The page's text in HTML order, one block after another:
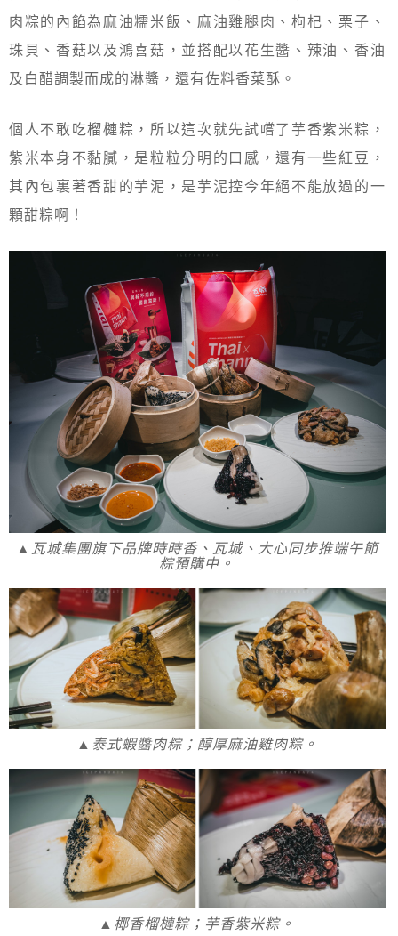
肉粽的內餡為麻油糯米飯、麻油雞腿肉、枸杞、栗子、
珠貝、香菇以及鴻喜菇，並搭配以花生醬、辣油、香油
及白醋調製而成的淋醬，還有佐料香菜酥。
個人不敢吃榴槤粽，所以這次就先試嚐了芋香紫米粽，
紫米本身不黏膩，是粒粒分明的口感，還有一些紅豆，
其內包裏著香甜的芋泥，是芋泥控今年絕不能放過的一
顆甜粽啊！
▲瓦城集團旗下品牌時時香、瓦城、大心同步推端午節
粽預購中。
▲泰式蝦醬肉粽；醇厚麻油雞肉粽。
▲椰香榴槤粽；芋香紫米粽。